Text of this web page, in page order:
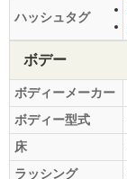
ハッシュタグ
ボデー
ボディーメーカー
ボディー型式
床
ラッシング